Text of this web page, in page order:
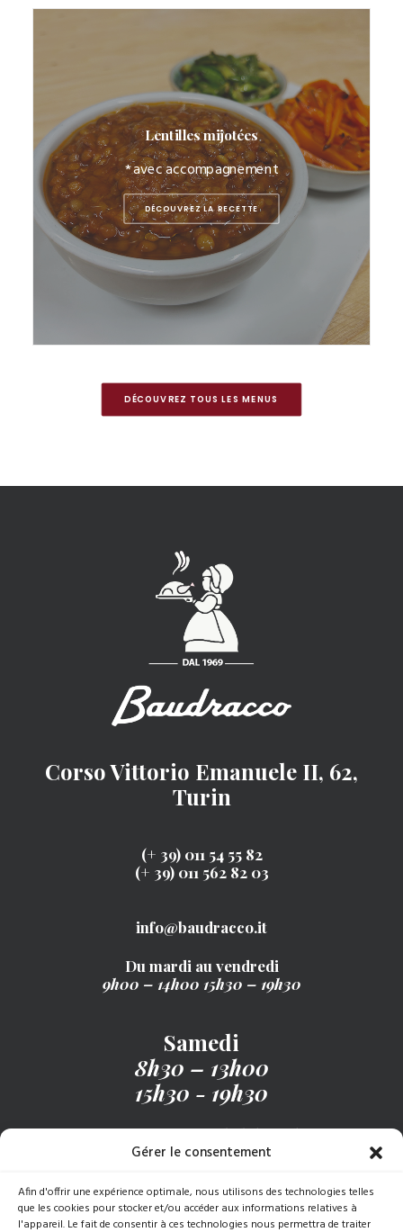
Gérer le consentement
Afin d'offrir une expérience optimale, nous utilisons des technologies telles
que les cookies pour stocker et/ou accéder aux informations relatives à
l'appareil. Le fait de consentir à ces technologies nous permettra de traiter
Lentilles mijotées
* avec accompagnement
DÉCOUVREZ LA RECETTE
DÉCOUVREZ TOUS LES MENUS
Corso Vittorio Emanuele II, 62,
Turin
(+ 39) 011 54 55 82
(+ 39) 011 562 82 03
info@baudracco.it
Du mardi au vendredi
9h00 – 14h00 15h30 – 19h30
Samedi
8h30 – 13h00
15h30 - 19h30
Recevez notre menu hebdomadaire